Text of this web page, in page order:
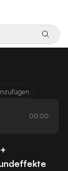
00:00